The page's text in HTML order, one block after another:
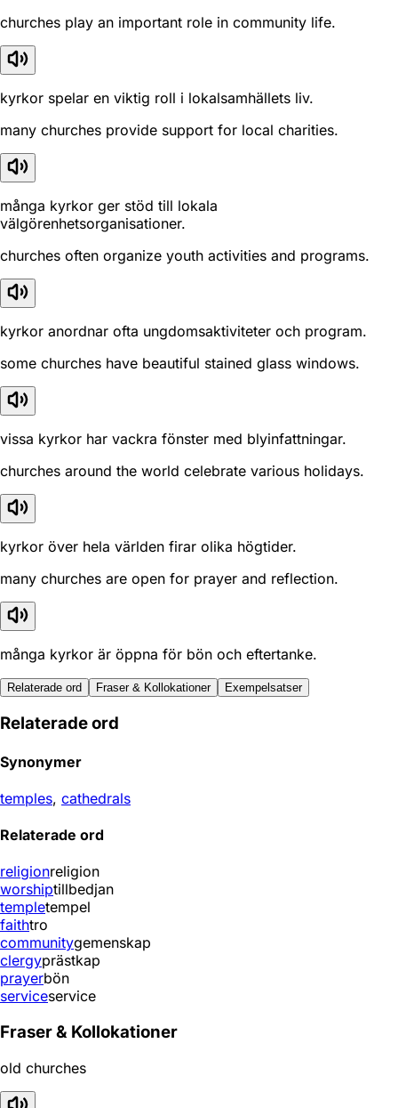
churches play an important role in community life.
kyrkor spelar en viktig roll i lokalsamhällets liv.
many churches provide support for local charities.
många kyrkor ger stöd till lokala
välgörenhetsorganisationer.
churches often organize youth activities and programs.
kyrkor anordnar ofta ungdomsaktiviteter och program.
some churches have beautiful stained glass windows.
vissa kyrkor har vackra fönster med blyinfattningar.
churches around the world celebrate various holidays.
kyrkor över hela världen firar olika högtider.
many churches are open for prayer and reflection.
många kyrkor är öppna för bön och eftertanke.
Relaterade ord Fraser & Kollokationer Exempelsatser
Relaterade ord
Synonymer
temples, cathedrals
Relaterade ord
religionreligion
worshiptillbedjan
templetempel
faithtro
communitygemenskap
clergyprästkap
prayerbön
serviceservice
Fraser & Kollokationer
old churches